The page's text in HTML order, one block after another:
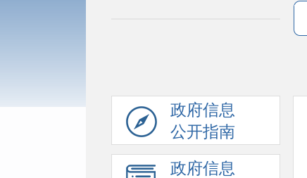
政府信息
公开指南
政府信息